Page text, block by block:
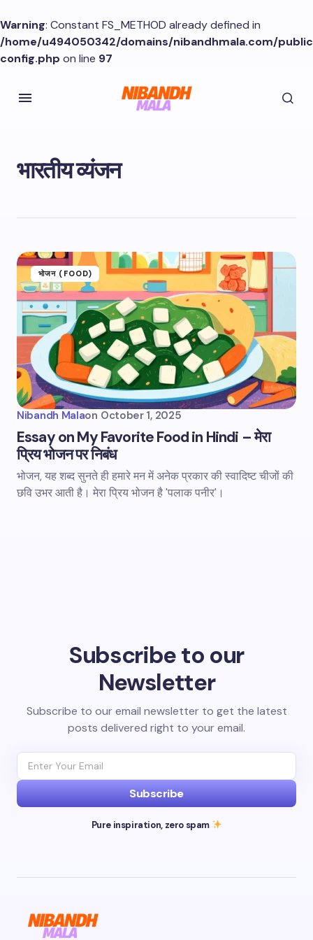
Warning: Constant FS_METHOD already defined in
/home/u494050342/domains/nibandhmala.com/
config.php on line 97
भारतीय व्यंजन
भोजन (FOOD)
Nibandh Malaon October 1, 2025
Essay on My Favorite Food in Hindi – मेरा
प्रिय भोजन पर निबंध
भोजन, यह शब्द सुनते ही हमारे मन में अनेक प्रकार की स्वादिष्ट चीजों की
छवि उभर आती है। मेरा प्रिय भोजन है 'पलाक पनीर'।
Subscribe to our
Newsletter
Subscribe to our email newsletter to get the latest
posts delivered right to your email.
Subscribe
Pure inspiration, zero spam